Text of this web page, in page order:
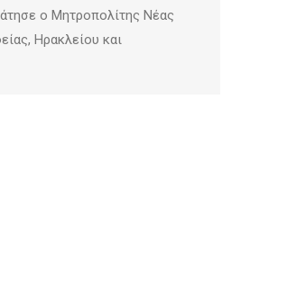
ο Μητροπολίτης Νέας
Ηρακλείου και